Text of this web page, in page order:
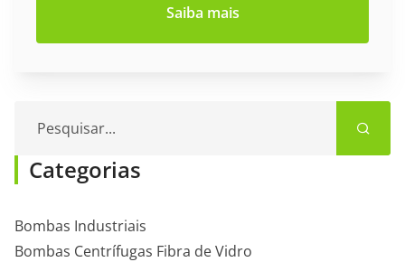
Saiba mais
Categorias
Bombas Industriais
Bombas Centrífugas Fibra de Vidro